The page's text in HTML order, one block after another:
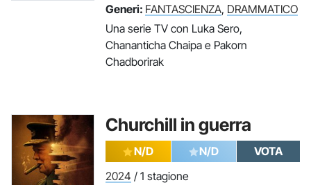
Generi: FANTASCIENZA, DRAMMATICO
Una serie TV con Luka Sero,
Chananticha Chaipa e Pakorn
Chadborirak
Churchill in guerra
N/D N/D
VOTA
2024 / 1 stagione